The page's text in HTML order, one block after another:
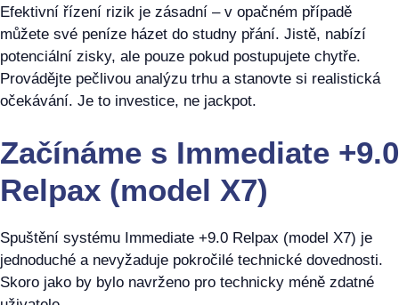
Efektivní řízení rizik je zásadní – v opačném případě
můžete své peníze házet do studny přání. Jistě, nabízí
potenciální zisky, ale pouze pokud postupujete chytře.
Provádějte pečlivou analýzu trhu a stanovte si realistická
očekávání. Je to investice, ne jackpot.
Začínáme s Immediate +9.0
Relpax (model X7)
Spuštění systému Immediate +9.0 Relpax (model X7) je
jednoduché a nevyžaduje pokročilé technické dovednosti.
Skoro jako by bylo navrženo pro technicky méně zdatné